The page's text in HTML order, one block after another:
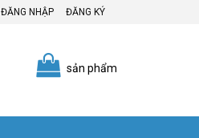
ĐĂNG NHẬP ĐĂNG KÝ
sản phẩm